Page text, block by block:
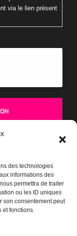
des technologies
informations des
permettra de traiter
ou les ID uniques
son consentement peut
et fonctions.
via le lien présent
reCaptcha.